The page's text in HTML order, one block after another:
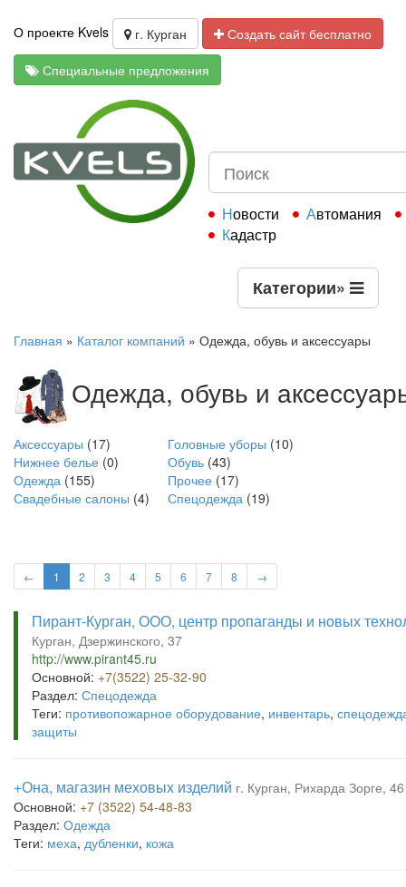
О проекте Kvels г. Курган
Создать сайт бесплатно
Специальные предложения
Новости
Автомания
Кадастр
Категории»
Главная » Каталог компаний » Одежда, обувь и аксессуары
Одежда, обувь и
Аксессуары (17) Головные уборы (10)
Нижнее белье (0) Обувь (43)
Одежда (155) Прочее (17)
Свадебные салоны (4) Спецодежда (19)
← 1 2 3 4 5 6 7 8 →
Пирант-Курган, ООО, центр пропаганды и новых
Курган, Дзержинского, 37
http://www.pirant45.ru
Основной: +7(3522) 25-32-90
Раздел: Спецодежда
Теги: противопожарное оборудование, инвентарь,
защиты
+Она, магазин меховых изделий г. Курган, Рихарда Зорге, 46
Основной: +7 (3522) 54-48-83
Раздел: Одежда
Теги: меха, дубленки, кожа